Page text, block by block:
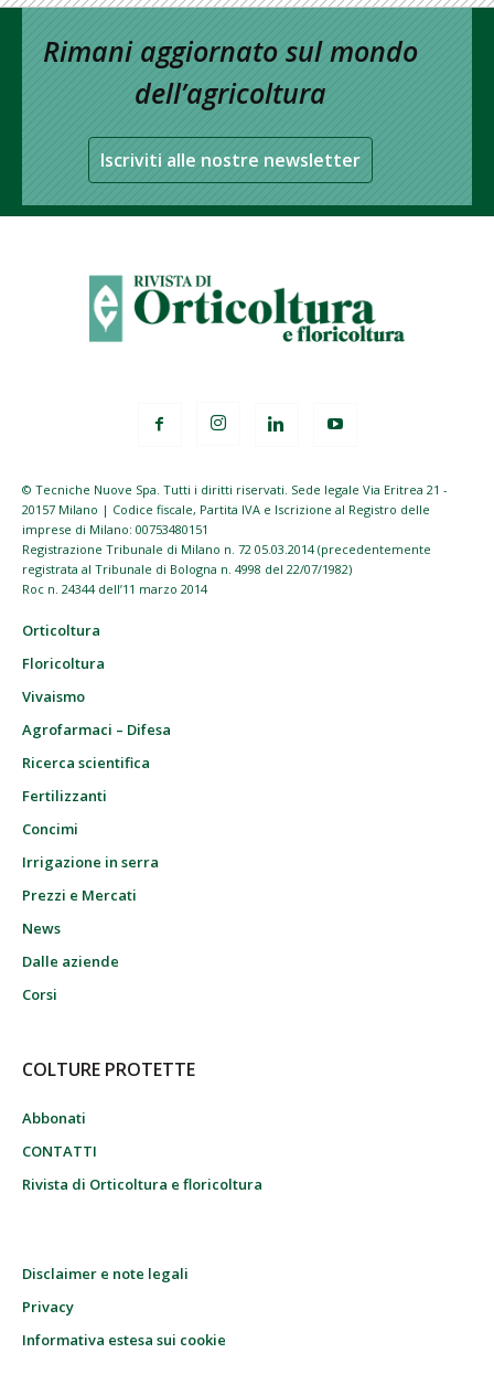
Rimani aggiornato sul mondo
dell’agricoltura
Iscriviti alle nostre newsletter
© Tecniche Nuove Spa. Tutti i diritti riservati. Sede legale Via Eritrea 21 -
20157 Milano | Codice fiscale, Partita IVA e Iscrizione al Registro delle
imprese di Milano: 00753480151
Registrazione Tribunale di Milano n. 72 05.03.2014 (precedentemente
registrata al Tribunale di Bologna n. 4998 del 22/07/1982)
Roc n. 24344 dell’11 marzo 2014
Orticoltura
Floricoltura
Vivaismo
Agrofarmaci – Difesa
Ricerca scientifica
Fertilizzanti
Concimi
Irrigazione in serra
Prezzi e Mercati
News
Dalle aziende
Corsi
COLTURE PROTETTE
Abbonati
CONTATTI
Rivista di Orticoltura e floricoltura
Disclaimer e note legali
Privacy
Informativa estesa sui cookie